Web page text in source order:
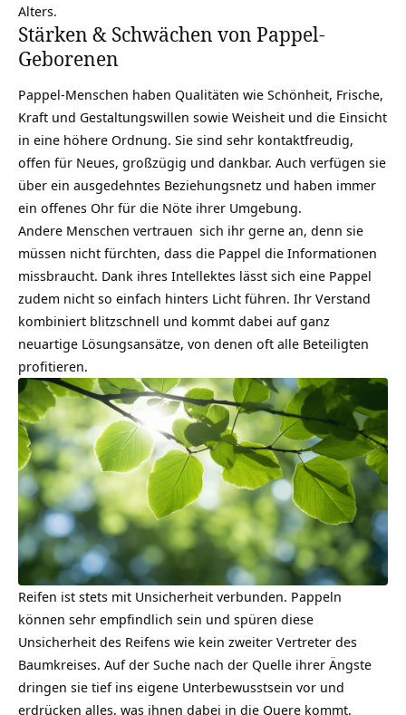
Alters.
Stärken & Schwächen von Pappel-
Geborenen
Pappel-Menschen haben Qualitäten wie Schönheit, Frische,
Kraft und Gestaltungswillen sowie Weisheit und die Einsicht
in eine höhere Ordnung. Sie sind sehr kontaktfreudig,
offen für Neues, großzügig und dankbar. Auch verfügen sie
über ein ausgedehntes Beziehungsnetz und haben immer
ein offenes Ohr für die Nöte ihrer Umgebung.
Andere Menschen vertrauen sich ihr gerne an, denn sie
müssen nicht fürchten, dass die Pappel die Informationen
missbraucht. Dank ihres Intellektes lässt sich eine Pappel
zudem nicht so einfach hinters Licht führen. Ihr Verstand
kombiniert blitzschnell und kommt dabei auf ganz
neuartige Lösungsansätze, von denen oft alle Beteiligten
profitieren.
Reifen ist stets mit Unsicherheit verbunden. Pappeln
können sehr empfindlich sein und spüren diese
Unsicherheit des Reifens wie kein zweiter Vertreter des
Baumkreises. Auf der Suche nach der Quelle ihrer Ängste
dringen sie tief ins eigene Unterbewusstsein vor und
erdrücken alles, was ihnen dabei in die Quere kommt.